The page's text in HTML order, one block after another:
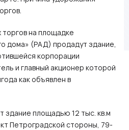
на площадке
дома» (РАД) продадут здание,
корпорации
и главный акционер которой
как объявлен в
здание площадью 12 тыс. кв.м
Петроградской стороны, 79-